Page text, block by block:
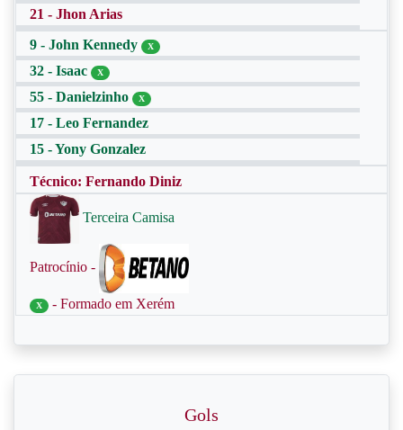
21 - Jhon Arias
9 - John Kennedy
X
32 - Isaac X
55 - Danielzinho X
17 - Leo Fernandez
15 - Yony Gonzalez
Técnico: Fernando Diniz
Terceira Camisa
Patrocínio -
X - Formado em Xerém
Gols